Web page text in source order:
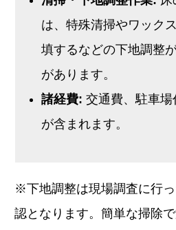
は、特殊清掃やワック
填するなどの下地調整
があります。
諸経費: 交通費、駐車
が含まれます。
※下地調整は現場調査に行
認となります。簡単な掃除